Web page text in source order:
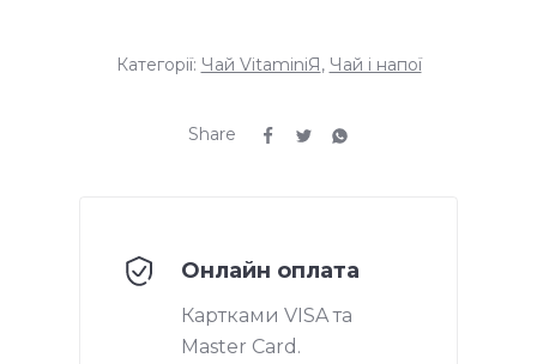
Категорії: Чай VitaminiЯ, Чай і напої
Share
Онлайн оплата
Картками VISA та
Master Card.